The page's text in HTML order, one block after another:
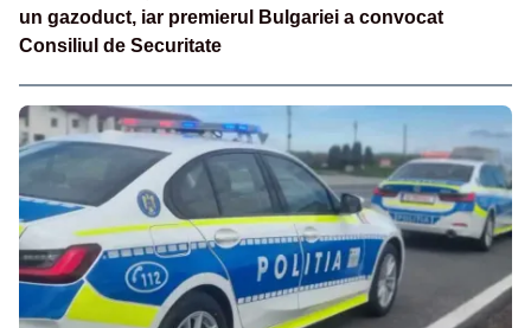
un gazoduct, iar premierul Bulgariei a convocat
Consiliul de Securitate